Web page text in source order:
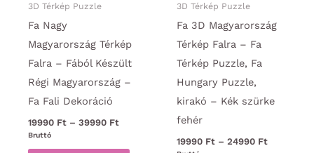
3D Térkép Puzzle
Fa Nagy
Magyarország Térkép
Falra – Fából Készült
Régi Magyarország –
Fa Fali Dekoráció
19990 Ft – 39990 FtÁrtartomány:
Bruttó
3D Térkép Puzzle
Fa 3D Magyarország
Térkép Falra – Fa
Térkép Puzzle, Fa
Hungary Puzzle,
kirakó – Kék szürke
fehér
19990 Ft – 24990 Ft